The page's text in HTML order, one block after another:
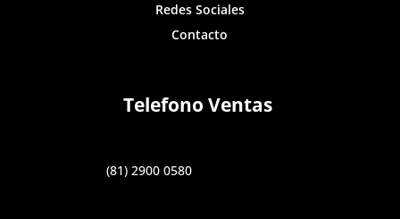
Redes Sociales
Contacto
Telefono Ventas
(81) 2900 0580